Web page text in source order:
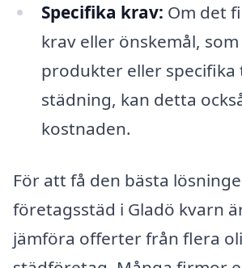
Specifika krav: Om det
krav eller önskemål,
produkter eller
städning, kan detta
kostnaden.
För att få den bästa
företagsstäd i Gladö kvarn
jämföra offerter från flera